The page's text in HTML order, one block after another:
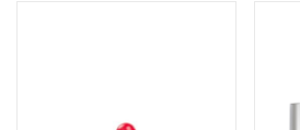
Create an